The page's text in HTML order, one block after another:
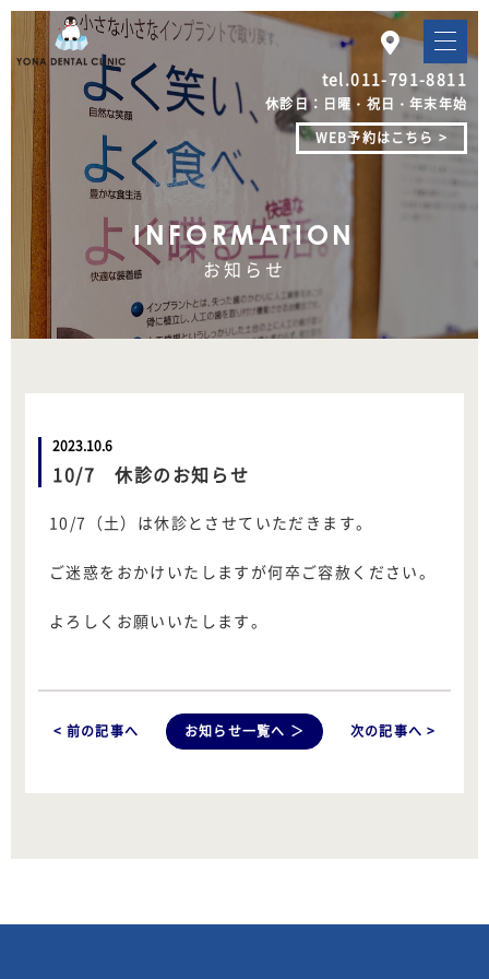
tel.011-791-8811
休診日：日曜・祝日・年末年始
WEB予約はこちら >
INFORMATION
お知らせ
2023.10.6
10/7 休診のお知らせ
10/7（土）は休診とさせていただきます。
ご迷惑をおかけいたしますが何卒ご容赦ください。
よろしくお願いいたします。
< 前の記事へ お知らせ一覧へ ＞ 次の記事へ >